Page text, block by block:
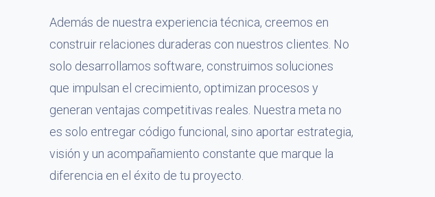
Además de nuestra experiencia técnica, creemos en
construir relaciones duraderas con nuestros clientes. No
solo desarrollamos software, construimos soluciones
que impulsan el crecimiento, optimizan procesos y
generan ventajas competitivas reales. Nuestra meta no
es solo entregar código funcional, sino aportar estrategia,
visión y un acompañamiento constante que marque la
diferencia en el éxito de tu proyecto.